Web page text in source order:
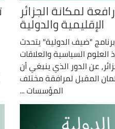
لمكانة الجزائر
الإقليمية والدولية
"ضيف الدولية" يتحدث
العلوم السياسية والعلاقات
عن الدور الذي ينبغي أن
المقبل لمرافقة مختلف
المؤسسات ...